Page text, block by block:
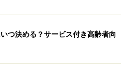
筆者が作成
つ決める？サービス付き高齢者向